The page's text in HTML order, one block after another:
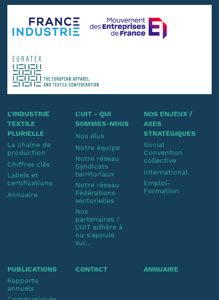
L'INDUSTRIE
TEXTILE
PLURIELLE
La chaine de
production
Chiffres clés
Labels et
certifications
Annuaire
L'UIT - QUI
SOMMES-NOUS
Nos élus
Notre équipe
Notre réseau
Syndicats
territoriaux
Notre réseau
Fédérations
sectorielles
Nos
partenaires /
L'UIT adhère à
ou s'appuie
sur...
NOS ENJEUX /
AXES
STRATÉGIQUES
Social
Convention
collective
International
Emploi-
Formation
PUBLICATIONS
Rapports
annuels
CONTACT ANNUAIRE